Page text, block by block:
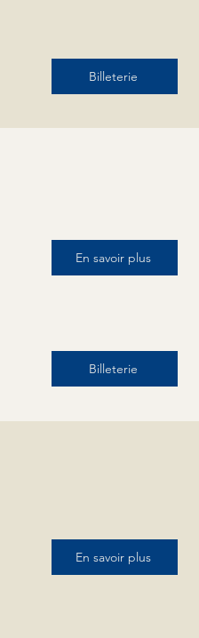
Billeterie
En savoir plus
Billeterie
En savoir plus